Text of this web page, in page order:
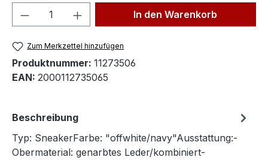
Produkt Anzahl: Gib denIn den Warenkorb
Zum Merkzettel hinzufügen
Produktnummer: 11273506
EAN: 2000112735065
Beschreibung
Typ: SneakerFarbe: "offwhite/navy"Ausstattung:-
Obermaterial: genarbtes Leder/kombiniert-